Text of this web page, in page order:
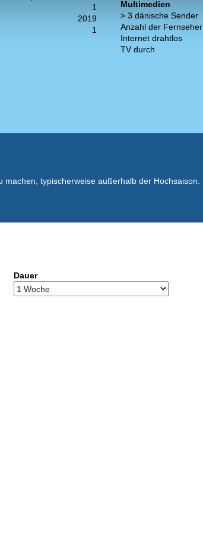
1
2019
1
Multimedien
> 3 dänische Sender
Anzahl der Fernseher
Internet drahtlos
TV durch
typischerweise außerhalb der Hochsaison.
Dauer